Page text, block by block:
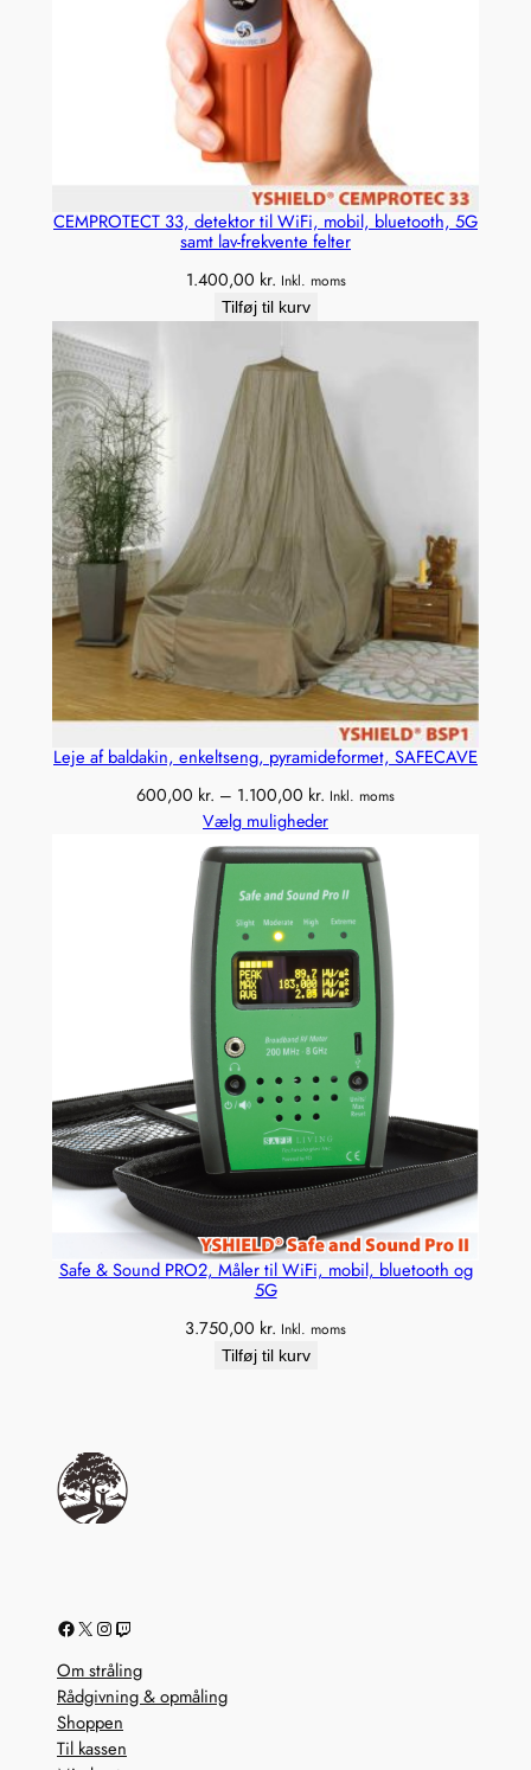
CEMPROTECT 33, detektor til WiFi, mobil, bluetooth, 5G
samt lav-frekvente felter
1.400,00 kr. Inkl. moms
Tilføj til kurv
Leje af baldakin, enkeltseng, pyramideformet, SAFECAVE
600,00 kr. – 1.100,00 kr. Prisinterval:
600,00 kr.
til
1.100,00 kr.
Inkl. moms
Vælg muligheder
Safe & Sound PRO2, Måler til WiFi, mobil, bluetooth og
5G
3.750,00 kr. Inkl. moms
Tilføj til kurv
Facebook X Instagram Twitch
Om stråling
Rådgivning & opmåling
Shoppen
Til kassen